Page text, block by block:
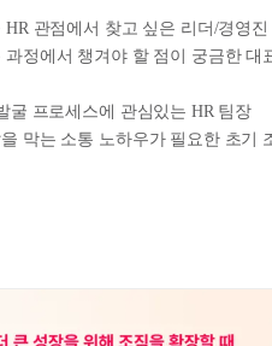
관점에서 찾고 싶은 리더/경영진
정에서 챙겨야 할 점이 궁금한 대
굴 프로세스에 관심있는 HR 팀장
막는 소통 노하우가 필요한 초기